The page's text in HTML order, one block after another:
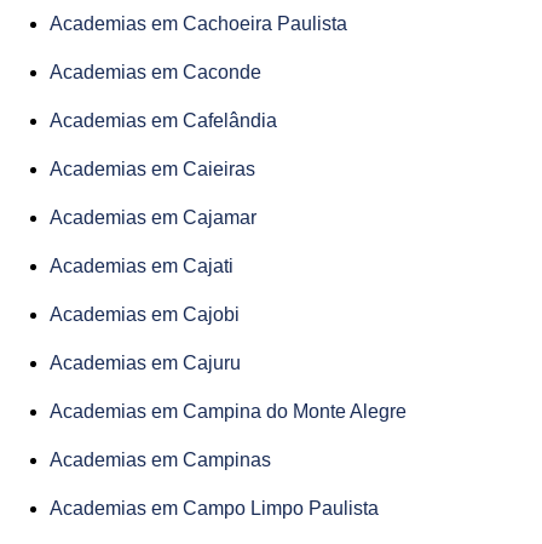
Academias em Cachoeira Paulista
Academias em Caconde
Academias em Cafelândia
Academias em Caieiras
Academias em Cajamar
Academias em Cajati
Academias em Cajobi
Academias em Cajuru
Academias em Campina do Monte Alegre
Academias em Campinas
Academias em Campo Limpo Paulista